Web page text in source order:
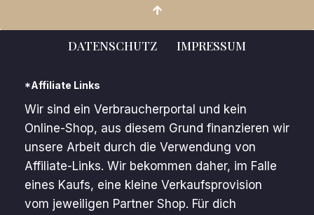
DATENSCHUTZ IMPRESSUM
*Affiliate Links
Wir sind ein Verbraucherportal und kein
Online-Shop, aus diesem Grund finanzieren wir
unsere Arbeit durch die Verwendung von
Affiliate-Links. Wir bekommen daher, im Falle
eines Kaufs, eine kleine Verkaufsprovision
vom jeweiligen Partner Shop. Für dich